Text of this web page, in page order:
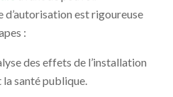
est rigoureuse
:
des effets de l’installation
la santé publique.